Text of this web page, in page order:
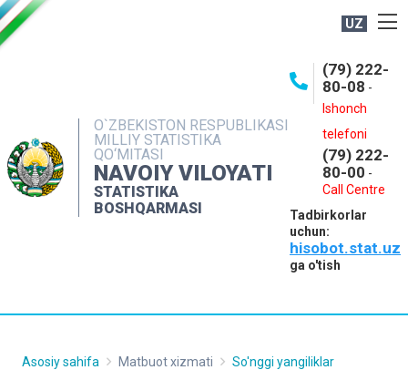
UZ
O`ZBEKISTON RESPUBLIKASI
MILLIY STATISTIKA
QO‘MITASI
NAVOIY VILOYATI
STATISTIKA
BOSHQARMASI
(79) 222-
80-08 -
Ishonch
telefoni
(79) 222-
80-00 -
Call Centre
Tadbirkorlar
uchun:
hisobot.stat.uz
ga o'tish
OCHIQ MA'LUMOTLAR
INTERAKTIV XIZMATLAR
MUROJAATLAR
Asosiy sahifa Matbuot xizmati So'nggi yangiliklar